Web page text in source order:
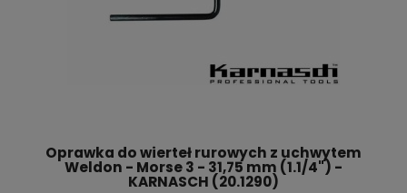
Oprawka do wierteł rurowych z uchwytem
Weldon - Morse 3 - 31,75 mm (1.1/4") -
KARNASCH (20.1290)